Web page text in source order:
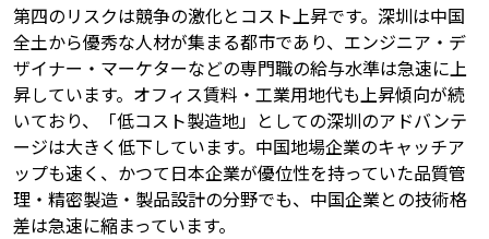
第四のリスクは競争の激化とコスト上昇です。深圳は中国
全土から優秀な人材が集まる都市であり、エンジニア・デ
ザイナー・マーケターなどの専門職の給与水準は急速に上
昇しています。オフィス賃料・工業用地代も上昇傾向が続
いており、「低コスト製造地」としての深圳のアドバンテ
ージは大きく低下しています。中国地場企業のキャッチア
ップも速く、かつて日本企業が優位性を持っていた品質管
理・精密製造・製品設計の分野でも、中国企業との技術格
差は急速に縮まっています。